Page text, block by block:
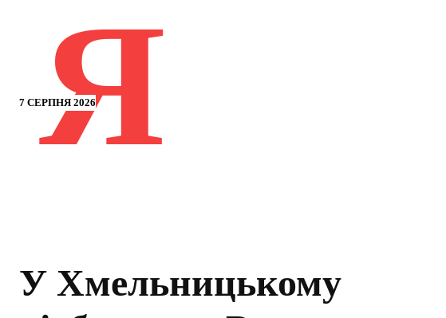
7 СЕРПНЯ 2026
Я
У Хмельницькому